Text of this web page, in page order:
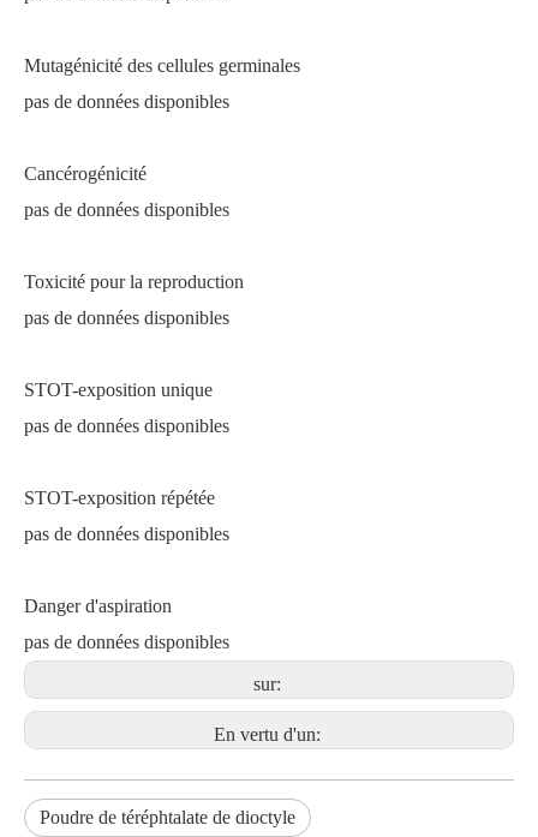
Mutagénicité des cellules germinales
pas de données disponibles
Cancérogénicité
pas de données disponibles
Toxicité pour la reproduction
pas de données disponibles
STOT-exposition unique
pas de données disponibles
STOT-exposition répétée
pas de données disponibles
Danger d'aspiration
pas de données disponibles
sur:
En vertu d'un:
Poudre de téréphtalate de dioctyle